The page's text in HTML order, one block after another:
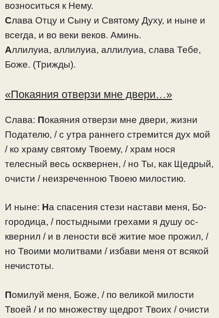
возноситься к Нему.
Слава Отцу и Сыну и Святому Духу, и ныне и
всегда, и во веки веков. Аминь.
Аллилуиа, аллилуиа, аллилуиа, слава Тебе,
Боже. (Трижды).
«Покаяния отверзи мне двери…»
Слава: Покаяния отверзи мне двери, жизни
Подателю, / с утра раннего стремится дух мой
/ ко храму святому Твоему, / храм нося
телесный весь осквернен, / но Ты, как Щедрый,
очисти / неизреченною Твоею милостию.
И ныне: На спасения стези настави меня, Бо­
городица, / постыдными грехами я душу ос­
квернил / и в лености всё житие мое прожил, /
но Твоими молитвами / избави меня от всякой
нечистоты.
Помилуй меня, Боже, / по великой милости
Твоей / и по множеству щедрот Твоих / очисти